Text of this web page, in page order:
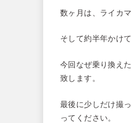
数ヶ月は、ライカ
そして約半年かけ
今回なぜ乗り換え
致します。
最後に少しだけ撮
ってください。